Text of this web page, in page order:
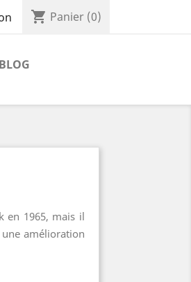
shopping_cart Panier (0)
BLOG
en 1965, mais il
amélioration